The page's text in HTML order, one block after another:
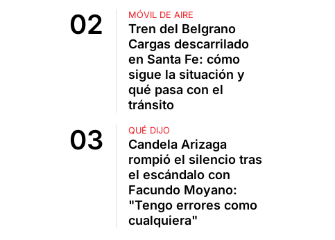
MÓVIL DE AIRE
Tren del Belgrano
Cargas descarrilado
en Santa Fe: cómo
sigue la situación y
qué pasa con el
tránsito
QUÉ DIJO
Candela Arizaga
rompió el silencio tras
el escándalo con
Facundo Moyano:
"Tengo errores como
cualquiera"